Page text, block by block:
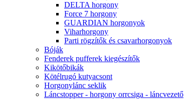
DELTA horgony
Force 7 horgony
GUARDIAN horgonyok
Viharhorgony
Parti rögzítők és csavarhorgonyok
Bóják
Fenderek pufferek kiegészítők
Kikötőbikák
Kötélrugó kutyacsont
Horgonylánc seklik
Láncstopper - horgony orrcsiga - láncvezető